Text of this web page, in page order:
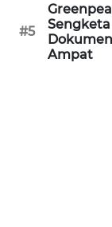
#5
Ampat
WN
SOLO